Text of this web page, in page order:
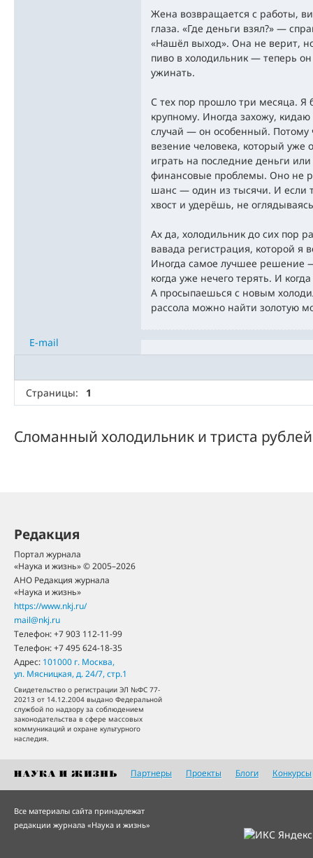
Жена возвращается с работы,
глаза. «Где деньги взял?» —
«Нашёл выход». Она не верит,
пиво в холодильник — теперь
ужинать.
С тех пор прошло три месяца. Я
крупному. Иногда захожу,
случай — он особенный. Потому
везение человека, который уже
играть на последние деньги
финансовые проблемы. Оно не
шанс — один из тысячи. И если
хвост и удерёшь, не
Ах да, холодильник до сих пор
вавада регистрация, которой я
Иногда самое лучшее решение
когда уже нечего терять. И
А просыпаешься с новым
рассола можно найти золотую
E-mail
Страницы: 1
Сломанный холодильник и триста рублей
Редакция
Портал журнала
«Наука и жизнь» © 2005–2026
АНО Редакция журнала
«Наука и жизнь»
https://www.nkj.ru/
mail@nkj.ru
Телефон:+7 903 112-11-99
Телефон:+7 495 624-18-35
Адрес: 101000 г. Москва,
ул. Мясницкая, д. 24/7, стр.1
Свидетельство о регистрации ЭЛ №ФС 77-
20213 от 14.12.2004 выдано Федеральной
службой по надзору за соблюдением
законодательства в сфере массовых
коммуникаций и охране культурного
наследия.
Партнеры Проекты Блоги Конкурсы
Все материалы сайта принадлежат
редакции журнала «Наука и жизнь»